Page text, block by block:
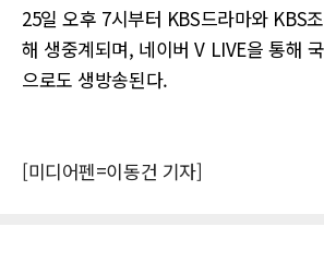
25일 오후 7시부터 KBS드라마와 KBS
해 생중계되며, 네이버 V LIVE을 통해
으로도 생방송된다.
[미디어펜=이동건 기자]